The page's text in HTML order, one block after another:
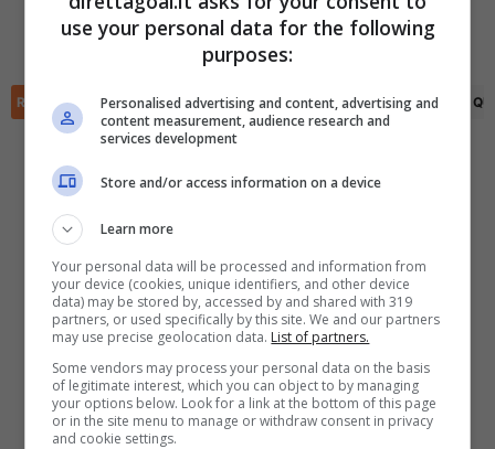
Timur Galimzyanov (57') (AG) Aleksandr Kuchinskiy
(31')
RIEPILOGO STATISTICHE PRONOSTICI FORMAZIONI CLASSIFICA
Scarica DirettaGoal!
Con i pronostici dei migliori Tipster!
Scarica su Google Play
use your personal data for the following
purposes:
Personalised advertising and content, advertising and
content measurement, audience research and
services development
Store and/or access information on a device
Learn more
Your personal data will be processed and information from
your device (cookies, unique identifiers, and other device
data) may be stored by, accessed by and shared with 319
partners, or used specifically by this site. We and our partners
may use precise geolocation data. List of partners.
Some vendors may process your personal data on the basis
of legitimate interest, which you can object to by managing
your options below. Look for a link at the bottom of this page
or in the site menu to manage or withdraw consent in privacy
and cookie settings.